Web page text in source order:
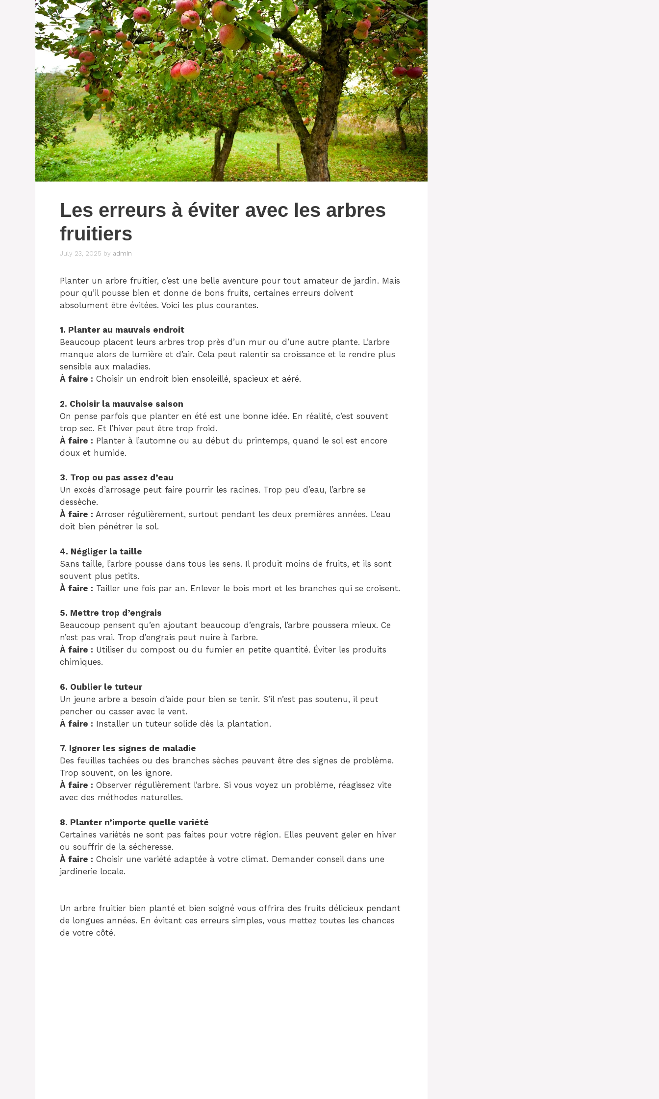
Les erreurs à éviter avec les arbres
fruitiers
July 23, 2025 by admin
Planter un arbre fruitier, c’est une belle aventure pour tout amateur de jardin. Mais
pour qu’il pousse bien et donne de bons fruits, certaines erreurs doivent
absolument être évitées. Voici les plus courantes.
1. Planter au mauvais endroit
Beaucoup placent leurs arbres trop près d’un mur ou d’une autre plante. L’arbre
manque alors de lumière et d’air. Cela peut ralentir sa croissance et le rendre plus
sensible aux maladies.
À faire : Choisir un endroit bien ensoleillé, spacieux et aéré.
2. Choisir la mauvaise saison
On pense parfois que planter en été est une bonne idée. En réalité, c’est souvent
trop sec. Et l’hiver peut être trop froid.
À faire : Planter à l’automne ou au début du printemps, quand le sol est encore
doux et humide.
3. Trop ou pas assez d’eau
Un excès d’arrosage peut faire pourrir les racines. Trop peu d’eau, l’arbre se
dessèche.
À faire : Arroser régulièrement, surtout pendant les deux premières années. L’eau
doit bien pénétrer le sol.
4. Négliger la taille
Sans taille, l’arbre pousse dans tous les sens. Il produit moins de fruits, et ils sont
souvent plus petits.
À faire : Tailler une fois par an. Enlever le bois mort et les branches qui se croisent.
5. Mettre trop d’engrais
Beaucoup pensent qu’en ajoutant beaucoup d’engrais, l’arbre poussera mieux. Ce
n’est pas vrai. Trop d’engrais peut nuire à l’arbre.
À faire : Utiliser du compost ou du fumier en petite quantité. Éviter les produits
chimiques.
6. Oublier le tuteur
Un jeune arbre a besoin d’aide pour bien se tenir. S’il n’est pas soutenu, il peut
pencher ou casser avec le vent.
À faire : Installer un tuteur solide dès la plantation.
7. Ignorer les signes de maladie
Des feuilles tachées ou des branches sèches peuvent être des signes de problème.
Trop souvent, on les ignore.
À faire : Observer régulièrement l’arbre. Si vous voyez un problème, réagissez vite
avec des méthodes naturelles.
8. Planter n’importe quelle variété
Certaines variétés ne sont pas faites pour votre région. Elles peuvent geler en hiver
ou souffrir de la sécheresse.
À faire : Choisir une variété adaptée à votre climat. Demander conseil dans une
jardinerie locale.
Un arbre fruitier bien planté et bien soigné vous offrira des fruits délicieux pendant
de longues années. En évitant ces erreurs simples, vous mettez toutes les chances
de votre côté.